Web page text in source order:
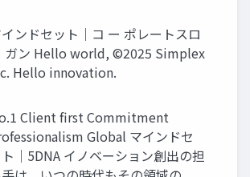
ンドセット｜コ ー ポレートスロ
ガン Hello world, ©2025 Simplex
Hello innovation.
Client first Commitment
Global マインドセ
ト｜5DNA イノベーション創出の担